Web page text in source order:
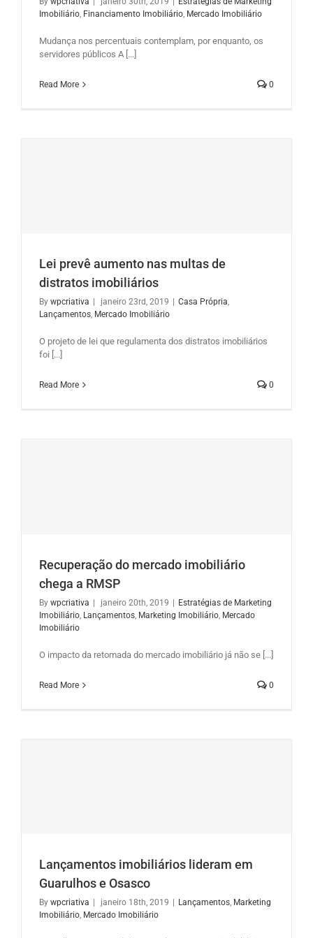
Imobiliário, Financiamento Imobiliário, Mercado Imobiliário
Mudança nos percentuais contemplam, por enquanto, os
servidores públicos A [...]
Read More 0
Lei prevê aumento nas multas de
distratos imobiliários
By wpcriativa janeiro 23rd, 2019 Casa Própria,
Lançamentos, Mercado Imobiliário
O projeto de lei que regulamenta dos distratos imobiliários
foi [...]
Read More 0
Recuperação do mercado imobiliário
chega a RMSP
By wpcriativa janeiro 20th, 2019
Estratégias de Marketing
Imobiliário, Lançamentos, Marketing Imobiliário, Mercado
Imobiliário
O impacto da retomada do mercado imobiliário já não se [...]
Read More 0
Lançamentos imobiliários lideram em
Guarulhos e Osasco
By wpcriativa janeiro 18th, 2019 Lançamentos, Marketing
Imobiliário, Mercado Imobiliário